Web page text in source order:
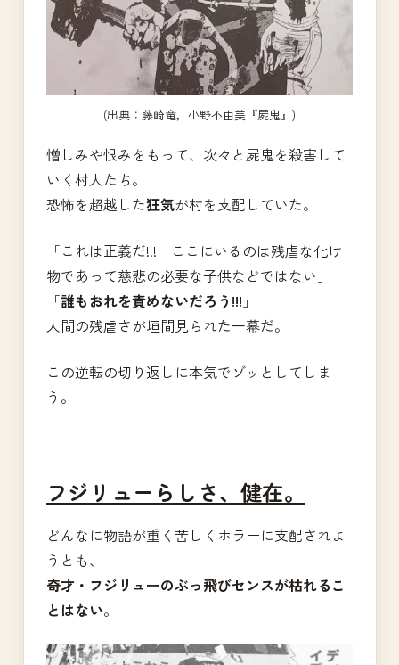
(出典：藤崎竜，小野不由美『屍鬼』)
憎しみや恨みをもって、次々と屍鬼を殺害して
いく村人たち。
恐怖を超越した狂気が村を支配していた。
「これは正義だ!!! ここにいるのは残虐な化け
物であって慈悲の必要な子供などではない」
「誰もおれを責めないだろう!!! 」
人間の残虐さが垣間見られた一幕だ。
この逆転の切り返しに本気でゾッとしてしま
う。
フジリューらしさ、健在。
どんなに物語が重く苦しくホラーに支配されよ
うとも、
奇才・フジリューのぶっ飛びセンスが枯れるこ
とはない。